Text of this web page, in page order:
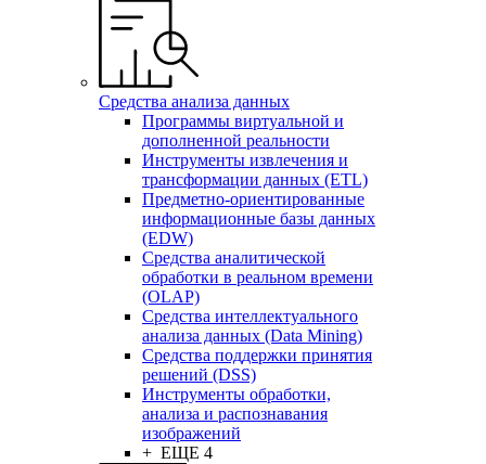
Средства анализа данных
Программы виртуальной и
дополненной реальности
Инструменты извлечения и
трансформации данных (ETL)
Предметно-ориентированные
информационные базы данных
(EDW)
Средства аналитической
обработки в реальном времени
(OLAP)
Средства интеллектуального
анализа данных (Data Mining)
Средства поддержки принятия
решений (DSS)
Инструменты обработки,
анализа и распознавания
изображений
+ ЕЩЕ 4